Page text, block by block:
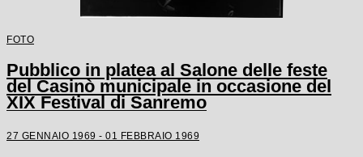
FOTO
Pubblico in platea al Salone delle feste
del Casinò municipale in occasione del
XIX Festival di Sanremo
27 GENNAIO 1969 - 01 FEBBRAIO 1969